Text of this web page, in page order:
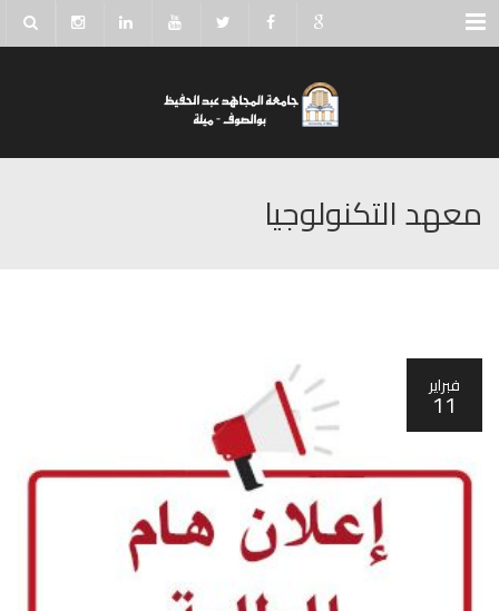
Menu
معهد التكنولوجيا
فبراير
11